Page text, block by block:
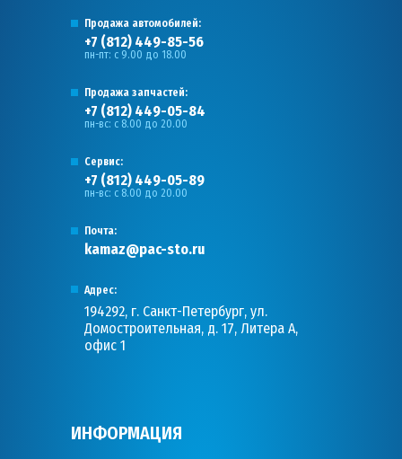
Продажа автомобилей:
+7 (812) 449-85-56
пн-пт: с 9.00 до 18.00
Продажа запчастей:
+7 (812) 449-05-84
пн-вс: с 8.00 до 20.00
Сервис:
+7 (812) 449-05-89
пн-вс: с 8.00 до 20.00
Почта:
kamaz@pac-sto.ru
Адрес:
194292, г. Санкт-Петербург, ул.
Домостроительная, д. 17, Литера А,
офис 1
ИНФОРМАЦИЯ